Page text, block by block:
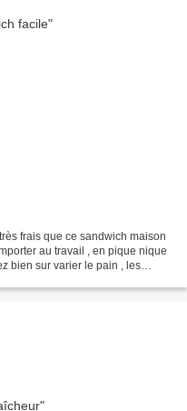
frais que ce sandwich maison
au travail , en pique nique
bien sur varier le pain , les